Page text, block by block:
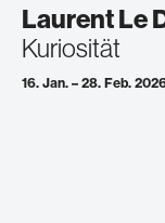
Laurent Le
Kuriosität
16. Jan. – 28. Feb.